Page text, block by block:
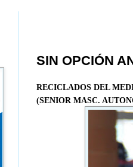
...
SIN OPCIÓN
RECICLADOS DEL
(SENIOR MASC.